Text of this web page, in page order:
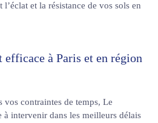
et la résistance de vos sols en
à Paris et en région
vos contraintes de temps, Le
à intervenir dans les meilleurs délais